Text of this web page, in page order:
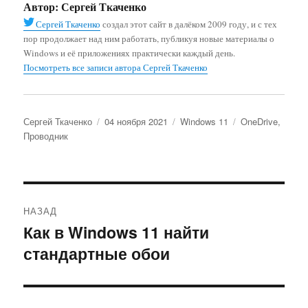
Автор: Сергей Ткаченко
Сергей Ткаченко создал этот сайт в далёком 2009 году, и с тех
пор продолжает над ним работать, публикуя новые материалы о
Windows и её приложениях практически каждый день.
Посмотреть все записи автора Сергей Ткаченко
Автор
Сергей Ткаченко Опубликовано
04 ноября 2021 Рубрики
Windows 11 Метки
OneDrive,
Проводник
по
записям
НАЗАД
Предыдущая
запись:
Как в Windows 11 найти
стандартные обои